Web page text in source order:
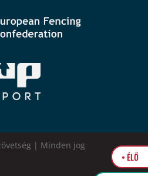
| Minden jog
• ÉLŐ